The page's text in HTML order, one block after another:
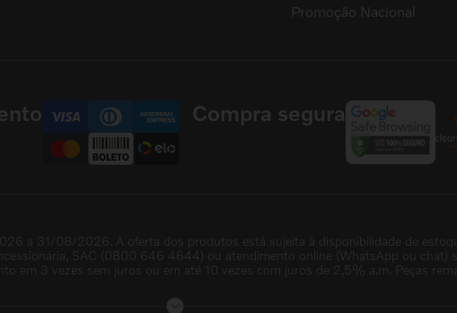
Promoção Nacional
Compra segura
a 31/08/2026. A oferta dos produtos está sujeita à disponibilidade de
SAC (0800 646 4644) ou atendimento online (WhatsApp ou chat)
em 3 vezes sem juros ou em até 10 vezes com juros de 2,5% a.m. Peças